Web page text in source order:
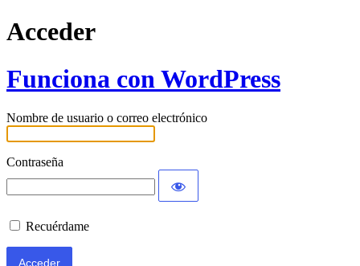
Acceder
Funciona con WordPress
Nombre de usuario o correo electrónico
Contraseña
Recuérdame